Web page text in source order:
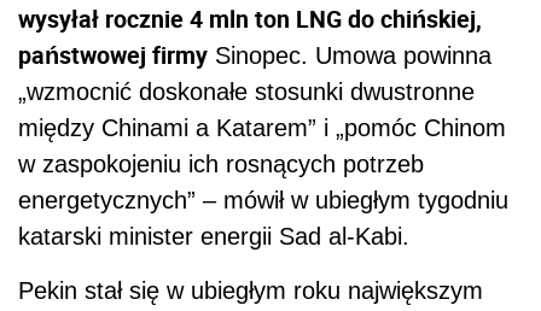
wysyłał rocznie 4 mln ton LNG do chińskiej,
państwowej firmy Sinopec. Umowa powinna
„wzmocnić doskonałe stosunki dwustronne
między Chinami a Katarem” i „pomóc Chinom
w zaspokojeniu ich rosnących potrzeb
energetycznych” – mówił w ubiegłym tygodniu
katarski minister energii Sad al-Kabi.
Pekin stał się w ubiegłym roku największym